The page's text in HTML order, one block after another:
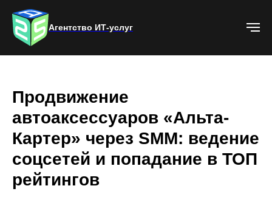
Агентство ИТ-услуг
Продвижение
автоаксессуаров «Альта-
Картер» через SMM: ведение
соцсетей и попадание в ТОП
рейтингов